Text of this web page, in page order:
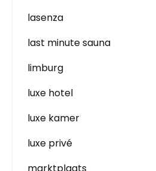
lasenza
last minute sauna
limburg
luxe hotel
luxe kamer
luxe privé